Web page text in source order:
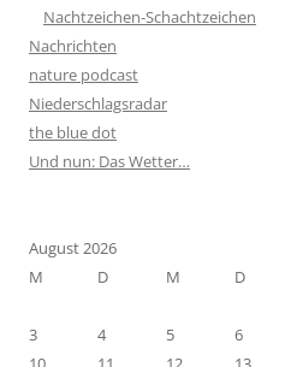
Nachtzeichen-Schachtzeichen
Nachrichten
nature podcast
Niederschlagsradar
the blue dot
Und nun: Das Wetter…
August 2026
M
D M D
3
4 5 6